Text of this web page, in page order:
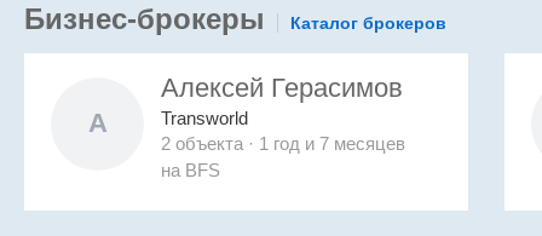
Бизнес-брокеры Каталог брокеров
А
Алексей Герасимов
Transworld
2 объекта · 1 год и 7 месяцев
на BFS